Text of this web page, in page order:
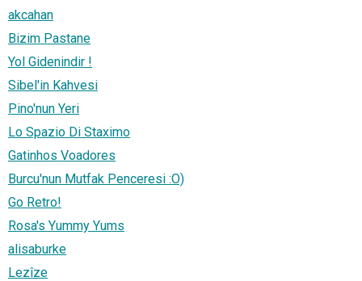
akcahan
Bizim Pastane
Yol Gidenindir !
Sibel'in Kahvesi
Pino'nun Yeri
Lo Spazio Di Staximo
Gatinhos Voadores
Burcu'nun Mutfak Penceresi :O)
Go Retro!
Rosa's Yummy Yums
alisaburke
Lezîze